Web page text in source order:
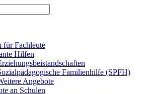
für Fachleute
Hilfen
Familienhilfe (SPFH)
Angebote
an Schulen